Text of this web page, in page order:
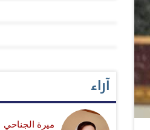
آراء
ميرة الجناحي